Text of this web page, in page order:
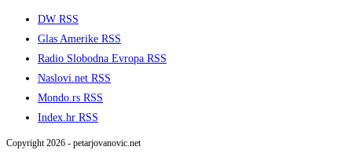
DW RSS
Glas Amerike RSS
Radio Slobodna Evropa RSS
Naslovi.net RSS
Mondo.rs RSS
Index.hr RSS
Copyright 2026 - petarjovanovic.net